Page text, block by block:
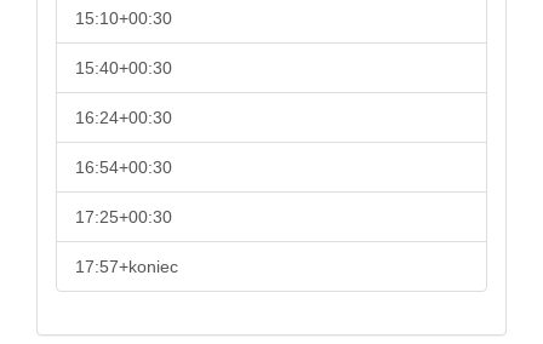
15:10+00:30
15:40+00:30
16:24+00:30
16:54+00:30
17:25+00:30
17:57+koniec